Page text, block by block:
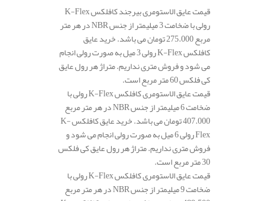
قیمت عایق الاستومری بیرجند کافلکس K-Flex
رولی با ضخامت 3 میلیمتر از جنس NBR در هر متر
مربع 275.000 تومان می باشد. خرید عایق
کافلکس K-Flex رولی 3 میل به صورت رولی انجام
می شود و فروش متری نداریم. متراژ هر رول عایق
کی فلکس 60 متر مربع است.
قیمت عایق الاستومری کافلکس K-Flex رولی با
ضخامت 6 میلیمتر از جنس NBR در هر متر مربع
407.000 تومان می باشد. خرید عایق کافلکس K-
Flex رولی 6 میل به صورت رولی انجام می شود و
فروش متری نداریم. متراژ هر رول عایق کی فلکس
30 متر مربع است.
قیمت عایق الاستومری کافلکس K-Flex رولی با
ضخامت 9 میلیمتر از جنس NBR در هر متر مربع